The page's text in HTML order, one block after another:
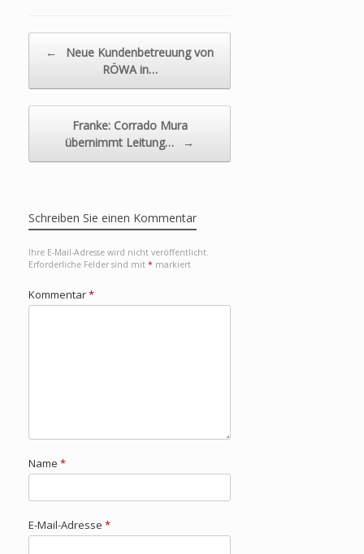
←
Neue Kundenbetreuung von
RÖWA in…
Franke: Corrado Mura
übernimmt Leitung…
→
Schreiben Sie einen Kommentar
Ihre E-Mail-Adresse wird nicht veröffentlicht.
Erforderliche Felder sind mit * markiert
Kommentar*
Name *
E-Mail-Adresse *